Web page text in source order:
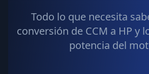
Todo lo que necesita
conversión de CCM a HP y
potencia del